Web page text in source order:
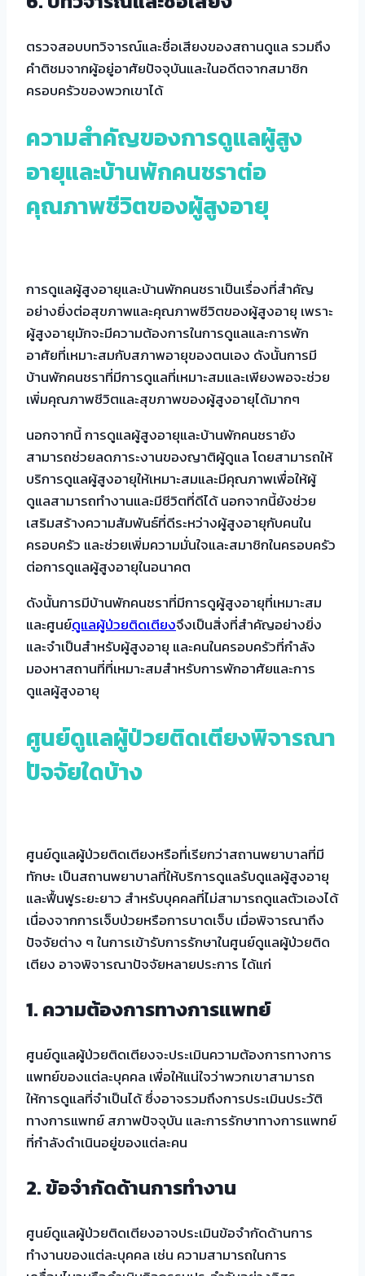
ตรวจสอบบทวิจารณ์และชื่อเสียงของสถานดูแล รวมถึง
คำติชมจากผู้อยู่อาศัยปัจจุบันและในอดีตจากสมาชิก
ครอบครัวของพวกเขาได้
ความสำคัญของการดูแลผู้สูง
อายุและบ้านพักคนชราต่อ
คุณภาพชีวิตของผู้สูงอายุ
การดูแลผู้สูงอายุและบ้านพักคนชราเป็นเรื่องที่สำคัญ
อย่างยิ่งต่อสุขภาพและคุณภาพชีวิตของผู้สูงอายุ เพราะ
ผู้สูงอายุมักจะมีความต้องการในการดูแลและการพัก
อาศัยที่เหมาะสมกับสภาพอายุของตนเอง ดังนั้นการมี
บ้านพักคนชราที่มีการดูแลที่เหมาะสมและเพียงพอจะช่วย
เพิ่มคุณภาพชีวิตและสุขภาพของผู้สูงอายุได้มากๆ
นอกจากนี้ การดูแลผู้สูงอายุและบ้านพักคนชรายัง
สามารถช่วยลดภาระงานของญาติผู้ดูแล โดยสามารถให้
บริการดูแลผู้สูงอายุให้เหมาะสมและมีคุณภาพเพื่อให้ผู้
ดูแลสามารถทำงานและมีชีวิตที่ดีได้ นอกจากนี้ยังช่วย
เสริมสร้างความสัมพันธ์ที่ดีระหว่างผู้สูงอายุกับคนใน
ครอบครัว และช่วยเพิ่มความมั่นใจและสมาชิกในครอบครัว
ต่อการดูแลผู้สูงอายุในอนาคต
ดังนั้นการมีบ้านพักคนชราที่มีการดูผู้สูงอายุที่เหมาะสม
และศูนย์ดูแลผู้ป่วยติดเตียงจึงเป็นสิ่งที่สำคัญอย่างยิ่ง
และจำเป็นสำหรับผู้สูงอายุ และคนในครอบครัวที่กำลัง
มองหาสถานที่ที่เหมาะสมสำหรับการพักอาศัยและการ
ดูแลผู้สูงอายุ
ศูนย์ดูแลผู้ป่วยติดเตียงพิจารณา
ปัจจัยใดบ้าง
ศูนย์ดูแลผู้ป่วยติดเตียงหรือที่เรียกว่าสถานพยาบาลที่มี
ทักษะ เป็นสถานพยาบาลที่ให้บริการดูแลรับดูแลผู้สูงอายุ
และฟื้นฟูระยะยาว สำหรับบุคคลที่ไม่สามารถดูแลตัวเองได้
เนื่องจากการเจ็บป่วยหรือการบาดเจ็บ เมื่อพิจารณาถึง
ปัจจัยต่าง ๆ ในการเข้ารับการรักษาในศูนย์ดูแลผู้ป่วยติด
เตียง อาจพิจารณาปัจจัยหลายประการ ได้แก่
1. ความต้องการทางการแพทย์
ศูนย์ดูแลผู้ป่วยติดเตียงจะประเมินความต้องการทางการ
แพทย์ของแต่ละบุคคล เพื่อให้แน่ใจว่าพวกเขาสามารถ
ให้การดูแลที่จำเป็นได้ ซึ่งอาจรวมถึงการประเมินประวัติ
ทางการแพทย์ สภาพปัจจุบัน และการรักษาทางการแพทย์
ที่กำลังดำเนินอยู่ของแต่ละคน
2. ข้อจำกัดด้านการทำงาน
ศูนย์ดูแลผู้ป่วยติดเตียงอาจประเมินข้อจำกัดด้านการ
ทำงานของแต่ละบุคคล เช่น ความสามารถในการ